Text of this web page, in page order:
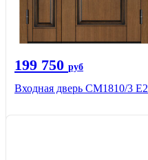
199 750 руб
Входная дверь СМ1810/3 Е2